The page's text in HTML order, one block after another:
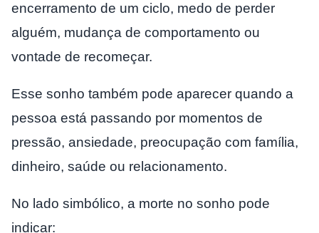
encerramento de um ciclo, medo de perder
alguém, mudança de comportamento ou
vontade de recomeçar.
Esse sonho também pode aparecer quando a
pessoa está passando por momentos de
pressão, ansiedade, preocupação com família,
dinheiro, saúde ou relacionamento.
No lado simbólico, a morte no sonho pode
indicar: